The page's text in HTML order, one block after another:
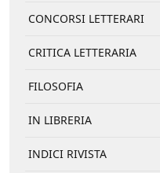
CONCORSI LETTERARI
CRITICA LETTERARIA
FILOSOFIA
IN LIBRERIA
INDICI RIVISTA